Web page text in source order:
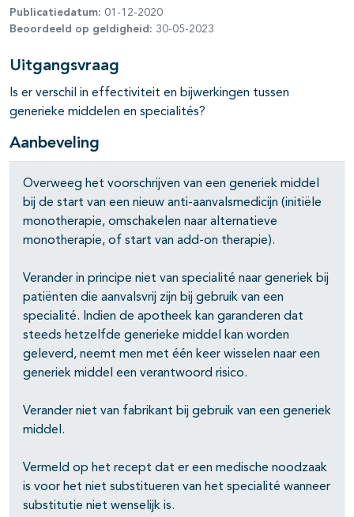
open- en dichtklappen
open- en dichtklappen
open- en dichtklappen
open- en dichtklappen
open- en dichtklappen
Publicatiedatum: 01-12-2020
Beoordeeld op geldigheid: 30-05-2023
Uitgangsvraag
Is er verschil in effectiviteit en bijwerkingen tussen
generieke middelen en specialités?
Aanbeveling
Overweeg het voorschrijven van een generiek middel
bij de start van een nieuw anti-aanvalsmedicijn (initiële
monotherapie, omschakelen naar alternatieve
monotherapie, of start van add-on therapie).
Verander in principe niet van specialité naar generiek bij
patiënten die aanvalsvrij zijn bij gebruik van een
specialité. Indien de apotheek kan garanderen dat
steeds hetzelfde generieke middel kan worden
geleverd, neemt men met één keer wisselen naar een
generiek middel een verantwoord risico.
Verander niet van fabrikant bij gebruik van een generiek
middel.
Vermeld op het recept dat er een medische noodzaak
is voor het niet substitueren van het specialité wanneer
substitutie niet wenselijk is.